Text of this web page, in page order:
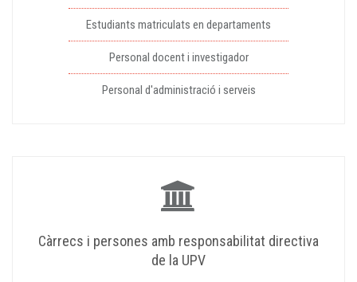
Estudiants matriculats en departaments
Personal docent i investigador
Personal d'administració i serveis
Càrrecs i persones amb responsabilitat directiva
de la UPV